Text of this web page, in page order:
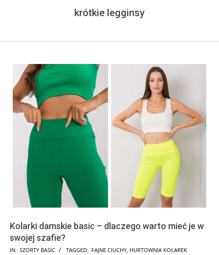
krótkie legginsy
Kolarki damskie basic – dlaczego warto mieć je w
swojej szafie?
2025-
IN: SZORTY BASIC TAGGED: FAJNE CIUCHY, HURTOWNIA KOLAREK